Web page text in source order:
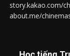
story.kakao.com/
about.me/